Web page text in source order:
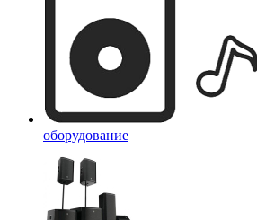
оборудование